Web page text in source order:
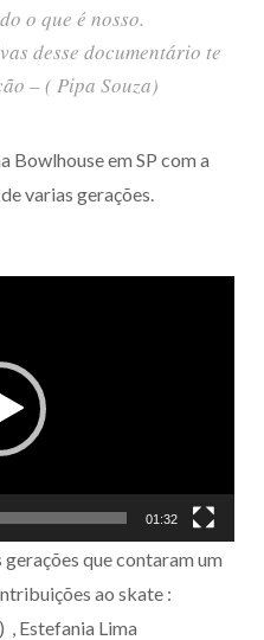
o que é nosso.
desse documentário te
– ( Pipa Souza)
Bowlhouse em SP com a
varias gerações.
01:32
que contaram um
ao skate :
) , Estefania Lima